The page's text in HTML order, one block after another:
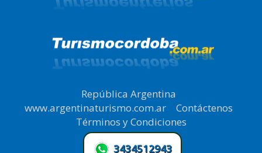
República Argentina
www.argentinaturismo.com.ar| Contáctenos
Términos y Condiciones
3434512943